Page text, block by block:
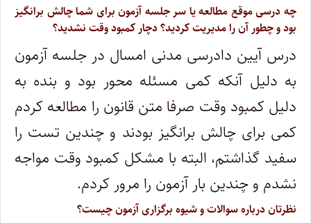
چه درسی موقع مطالعه یا سر جلسه آزمون برای شما چالش برانگیز
بود و چطور آن را مدیریت کردید؟ دچار کمبود وقت نشدید؟
درس آیین دادرسی مدنی امسال در جلسه آزمون
به دلیل آنکه کمی مسئله محور بود و بنده به
دلیل کمبود وقت صرفا متن قانون را مطالعه کردم
کمی برای چالش برانگیز بودند و چندین تست را
سفید گذاشتم، البته با مشکل کمبود وقت مواجه
نشدم و چندین بار آزمون را مرور کردم.
نظرتان درباره سوالات و شیوه برگزاری آزمون چیست؟